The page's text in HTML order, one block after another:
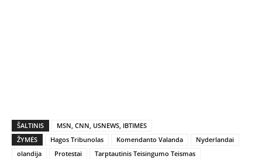
ŠALTINIS
MSN, CNN, USNEWS, IBTIMES
ŽYMĖS
Hagos Tribunolas Komendanto Valanda
Nyderlandai
olandija
Protestai Tarptautinis Teisingumo Teismas